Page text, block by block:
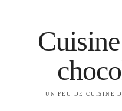
UN PEU DE CUISINE